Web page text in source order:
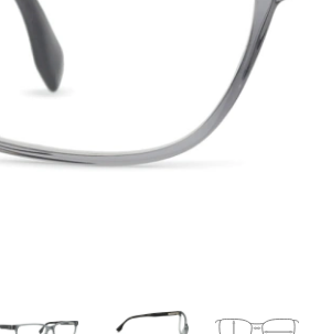
57 mm
Šírka očnice